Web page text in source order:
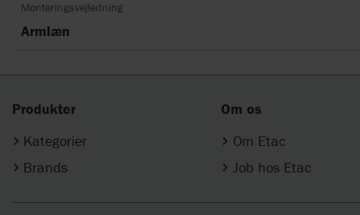
Monteringsvejledning
Armlæn
Produkter
Kategorier
Brands
Om os
Om Etac
Job hos Etac